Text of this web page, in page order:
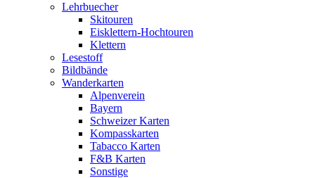
Lehrbuecher
Skitouren
Eisklettern-Hochtouren
Klettern
Lesestoff
Bildbände
Wanderkarten
Alpenverein
Bayern
Schweizer Karten
Kompasskarten
Tabacco Karten
F&B Karten
Sonstige